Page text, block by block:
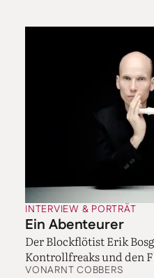
INTERVIEW & PORTRÄT
Ein Abenteurer
Der Blockflötist Erik
Kontrollfreaks und den
VONARNT COBBERS